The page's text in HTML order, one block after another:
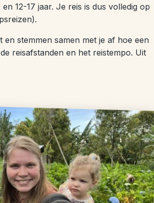
12-17 jaar. Je reis is dus volledig op
stemmen samen met je af hoe een
reisafstanden en het reistempo. Uit